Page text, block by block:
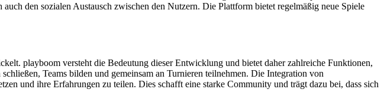
den sozialen Austausch zwischen den Nutzern. Die Plattform bietet regelmäßig neue Spiele
playboom versteht die Bedeutung dieser Entwicklung und bietet daher zahlreiche Funktionen,
Teams bilden und gemeinsam an Turnieren teilnehmen. Die Integration von
und ihre Erfahrungen zu teilen. Dies schafft eine starke Community und trägt dazu bei, dass sich